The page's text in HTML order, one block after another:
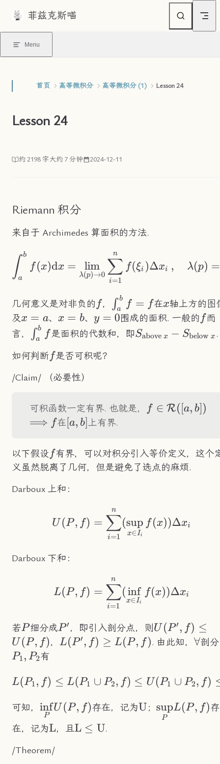
Skip to content
菲兹克斯喵
Menu
首页 高等微积分 高等微积分 (1) Lesson 24
Lesson 24
约 2198 字大约 7 分钟 2024-12-11
Riemann 积分
来自于 Archimedes 算面积的方法.
∫a
b
f (x)dx =
λ(p)→0
lim
i=1
∑
n
f(ξi )Δxi , λ(p) =
几何意义是对非负的 ff， \int_a^bf=f
∫a
b
f = f在x
x轴上方的图
及x=a
x = a、 x=b
x = b、 y=0
y = 0围成的面积. 一般的 ff而
言，
\int_a^bf
∫a
b
f 是面积的代数和，即S_{\text{above
Sabove x − Sbelowx.
如何判断 ff是否可积呢？
/Claim/ （必要性）
可积函数一定有界. 也就是， f ∈ R([a, b])
⟹ ff在[a,b]
[a, b]上有界.
以下假设 ff有界，可以对积分引入等价定义，这个
义虽然脱离了几何，但是避免了选点的麻烦.
Darboux 上和：
U (P, f) =
i=1
∑
n
(
x∈Ii
sup f (x))Δxi
Darboux 下和：
L(P, f) =
i=1
∑
n
(
x∈Ii
inf f (x))Δxi
若P
P细分成P'
P′ ，即引入剖分点，则 U(P',f)\leq
U(P,f)
U (P′, f) ≤
U (P, f)， L(P',f)\geq
L(P′, f) ≥ L(P, f). 由此知， ∀剖分
P1, P2有
L(P_1,f)\leq
L(P1, f) ≤ L(P1 ∪ P2, f) ≤ U (P1 ∪ P2, f)
可知， \underset{P}
{\inf}U(P,f)
P
infU (P, f)存在，记为\text{U}
U；
P
supL(P, f)存
在，记为\text{L}
L，且\text{L}\leq\text{U}
L ≤ U.
/Theorem/